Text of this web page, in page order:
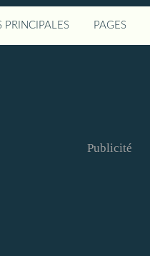
PRINCIPALES PAGES
Publicité